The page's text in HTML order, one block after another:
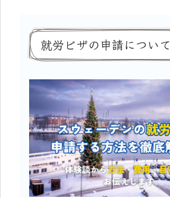
就労ビザの申請について